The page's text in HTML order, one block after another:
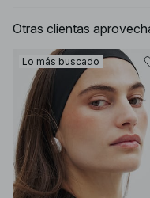
Otras clientas
Lo más buscado